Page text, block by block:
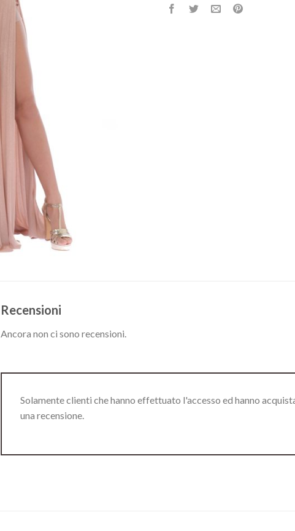
Recensioni
Ancora non ci sono recensioni.
Solamente clienti che hanno effettuato l'accesso ed hanno
una recensione.